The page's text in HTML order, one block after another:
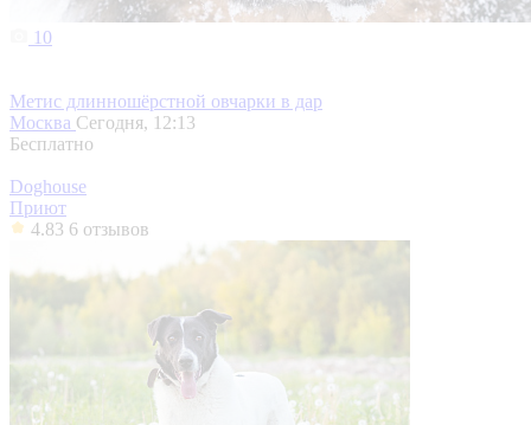
10
Метис длинношёрстной овчарки в дар
Москва Сегодня, 12:13
Бесплатно
Doghouse
Приют
4.83 6 отзывов